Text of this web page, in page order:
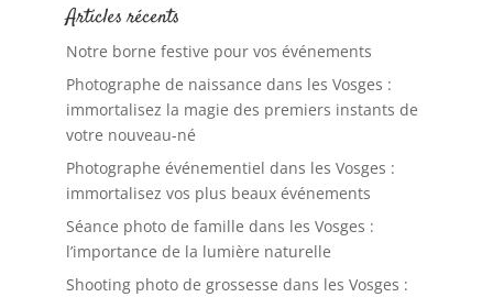
Articles récents
Notre borne festive pour vos événements
Photographe de naissance dans les Vosges :
immortalisez la magie des premiers instants de
votre nouveau-né
Photographe événementiel dans les Vosges :
immortalisez vos plus beaux événements
Séance photo de famille dans les Vosges :
l’importance de la lumière naturelle
Shooting photo de grossesse dans les Vosges :